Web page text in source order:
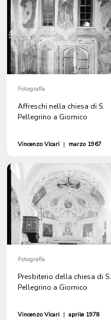
Fotografia
Affreschi nella chiesa di S.
Pellegrino a Giornico
Vincenzo Vicari | marzo 1967
Fotografia
Presbiterio della chiesa di S.
Pellegrino a Giornico
Vincenzo Vicari | aprile 1978